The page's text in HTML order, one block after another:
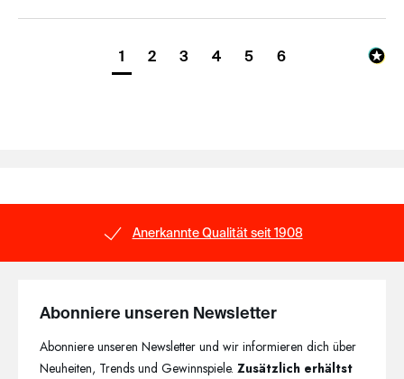
1 2 3 4 5 6
Sichere Bezahlung
Abonniere unseren Newsletter
Abonniere unseren Newsletter und wir informieren dich über
Neuheiten, Trends und Gewinnspiele.Zusätzlich erhältst